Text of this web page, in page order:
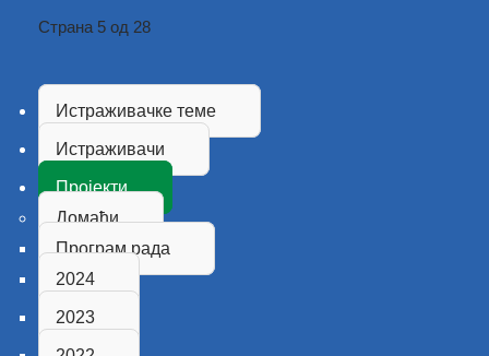
Страна 5 од 28
Истраживачке теме
Истраживачи
Пројекти
Домаћи
Програм рада
2024
2023